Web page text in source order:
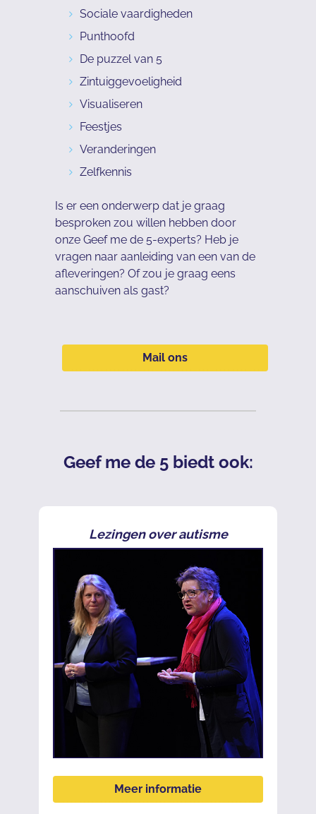
Sociale vaardigheden
Punthoofd
De puzzel van 5
Zintuiggevoeligheid
Visualiseren
Feestjes
Veranderingen
Zelfkennis
Is er een onderwerp dat je graag
besproken zou willen hebben door
onze Geef me de 5-experts? Heb je
vragen naar aanleiding van een van de
afleveringen? Of zou je graag eens
aanschuiven als gast?
Mail ons
Geef me de 5 biedt ook:
Lezingen over autisme
Meer informatie